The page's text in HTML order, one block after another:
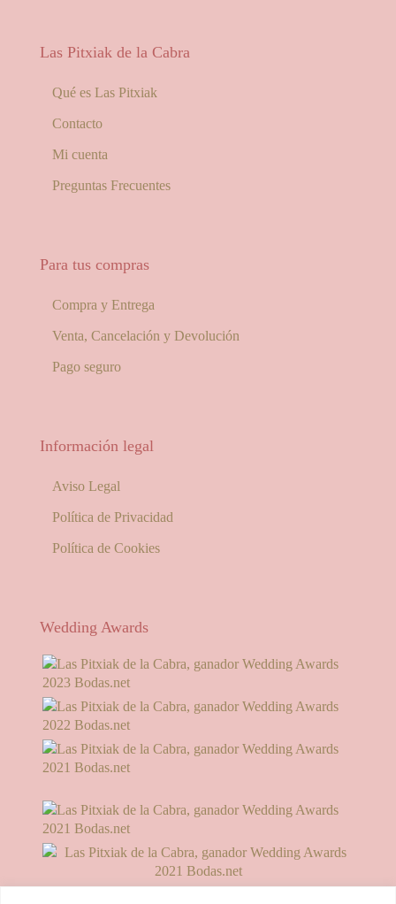
Las Pitxiak de la Cabra
Qué es Las Pitxiak
Contacto
Mi cuenta
Preguntas Frecuentes
Para tus compras
Compra y Entrega
Venta, Cancelación y Devolución
Pago seguro
Información legal
Aviso Legal
Política de Privacidad
Política de Cookies
Wedding Awards